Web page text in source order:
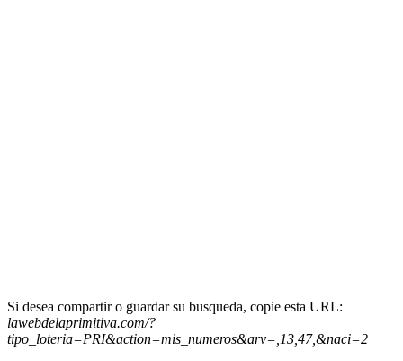
Si desea compartir o guardar su busqueda, copie esta URL:
lawebdelaprimitiva.com/?
tipo_loteria=PRI&action=mis_numeros&arv=,13,47,&naci=2